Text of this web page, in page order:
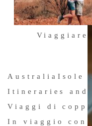
Australia Isole
Itineraries and
Viaggi di
In viaggio con